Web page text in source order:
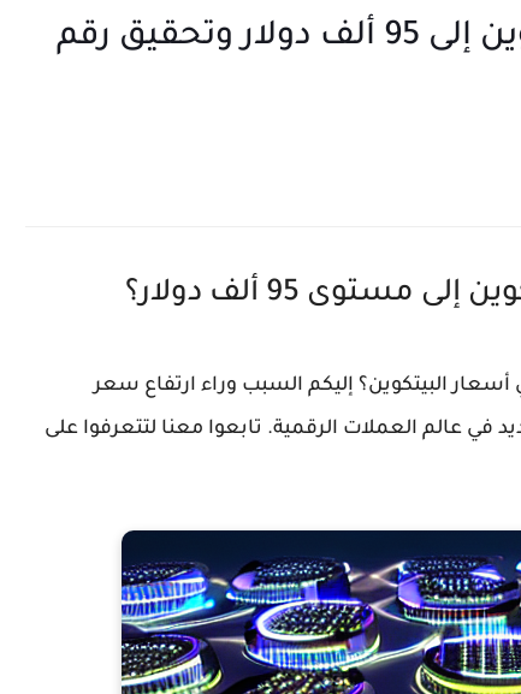
تعرف على أسباب وصول البيتكوين إلى 95 ألف دولار وتحقيق رقم
95 ألف دولار؟
البيتكوين؟ إليكم السبب وراء ارتفاع سعر
رقم قياسي جديد في عالم العملات الرقمية. تابعوا معنا لتتعرفوا على